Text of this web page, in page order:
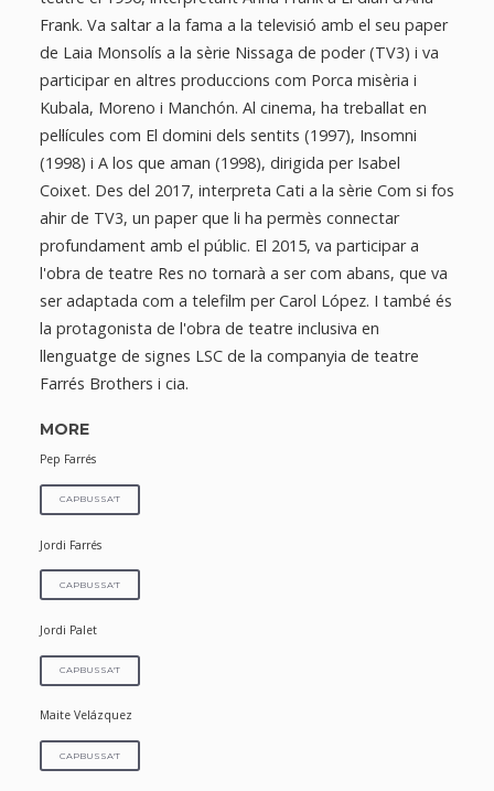
Frank. Va saltar a la fama a la televisió amb el seu paper
de Laia Monsolís a la sèrie Nissaga de poder (TV3) i va
participar en altres produccions com Porca misèria i
Kubala, Moreno i Manchón. Al cinema, ha treballat en
pel·lícules com El domini dels sentits (1997), Insomni
(1998) i A los que aman (1998), dirigida per Isabel
Coixet. Des del 2017, interpreta Cati a la sèrie Com si fos
ahir de TV3, un paper que li ha permès connectar
profundament amb el públic. El 2015, va participar a
l'obra de teatre Res no tornarà a ser com abans, que va
ser adaptada com a telefilm per Carol López. I també és
la protagonista de l'obra de teatre inclusiva en
llenguatge de signes LSC de la companyia de teatre
Farrés Brothers i cia.
MORE
Pep Farrés
CAPBUSSA'T
Jordi Farrés
CAPBUSSA'T
Jordi Palet
CAPBUSSA'T
Maite Velázquez
CAPBUSSA'T